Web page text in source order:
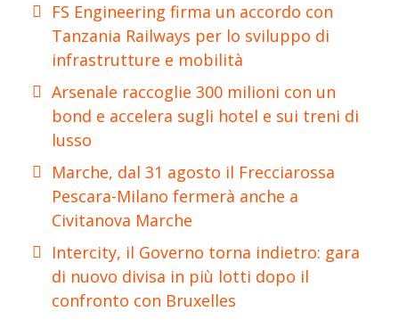
FS Engineering firma un accordo con
Tanzania Railways per lo sviluppo di
infrastrutture e mobilità
Arsenale raccoglie 300 milioni con un
bond e accelera sugli hotel e sui treni di
lusso
Marche, dal 31 agosto il Frecciarossa
Pescara-Milano fermerà anche a
Civitanova Marche
Intercity, il Governo torna indietro: gara
di nuovo divisa in più lotti dopo il
confronto con Bruxelles